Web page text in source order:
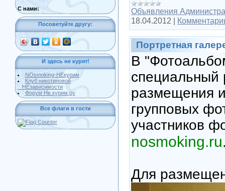
С нами:
Посоветуйте другу:
И здесь не курят!
NOsmoking-НЕкурим
Клуб никотиновой
НЕзависимости
Форум Не курим.ру
Все флаги в гости
Объявления
18.04.2012
Портретная
В
специальный
размещения
групповых
участников
nosmoking.ru
Для